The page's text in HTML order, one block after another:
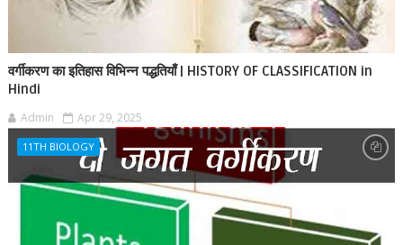
वर्गीकरण का इतिहास विभिन्न पद्धतियाँ | HISTORY OF CLASSIFICATION in
Hindi
Admin Apr 29, 2025
11TH BIOLOGY